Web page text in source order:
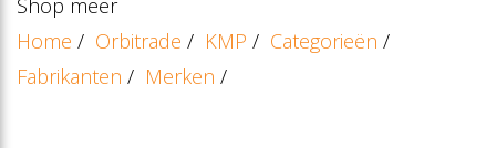
Shop meer
Home / Orbitrade / KMP / Categorieën /
Fabrikanten / Merken /